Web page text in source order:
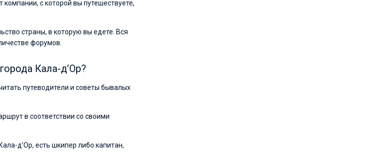
компании, с которой вы путешествуете,
страны, в которую вы едете. Вся
форумов.
Кала-д’Ор?
путеводители и советы бывалых
в соответствии со своими
д’Ор, есть шкипер либо капитан,